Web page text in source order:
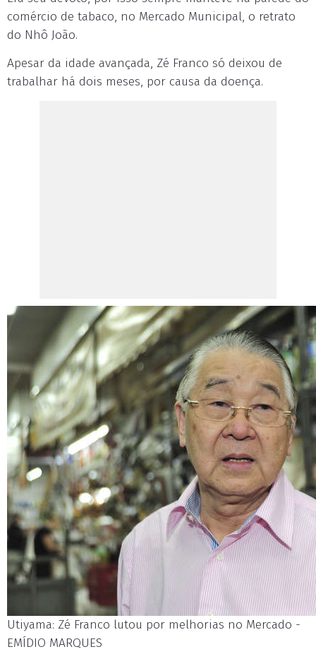
comércio de tabaco, no Mercado Municipal, o retrato
do Nhô João.
Apesar da idade avançada, Zé Franco só deixou de
trabalhar há dois meses, por causa da doença.
Utiyama: Zé Franco lutou por melhorias no Mercado -
EMÍDIO MARQUES